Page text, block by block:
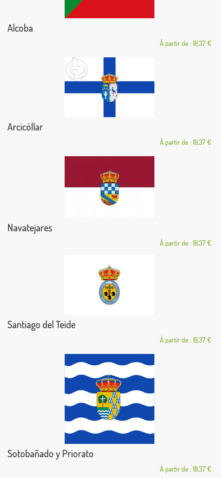
Alcoba
À partir de : 18,37 €
Arcicóllar
À partir de : 18,37 €
Navatejares
À partir de : 18,37 €
Santiago del Teide
À partir de : 18,37 €
Sotobañado y Priorato
À partir de : 18,37 €